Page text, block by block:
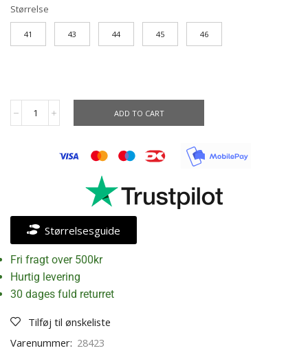
Størrelse
41 43 44 45 46
ADD TO CART
Størrelsesguide
Fri fragt over 500kr
Hurtig levering
30 dages fuld returret
Tilføj til ønskeliste
Varenummer: 28423